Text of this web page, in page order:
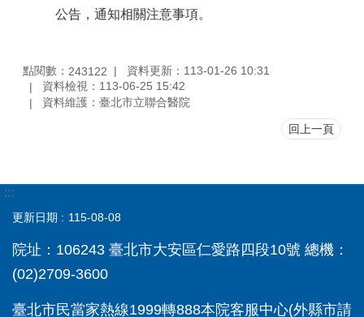
公告，通知相關注意事項。
點閱數： 243122
資料更新：113-01-26 10:31
資料檢視：113-06-25 15:42
資料維護：臺北市立聯合醫院
回上一頁
:::
更新日期 115-08-08
院址：106243 臺北市大安區仁愛路四段10號 總機：
(02)2709-3600
臺北市民當家熱線1999轉888本院客服中心(外縣市請